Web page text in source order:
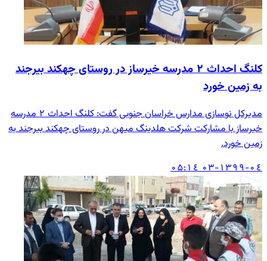
کلنگ احداث ۲ مدرسه خیرساز در روستای چهکند بیرجند
به زمین خورد
مدیرکل نوسازی مدارس خراسان جنوبی گفت: کلنگ احداث ۲ مدرسه
خیرساز با مشارکت شرکت هلدینگ میهن در روستای چهکند بیرجند به
زمین خورد.
۱۳۹۹-۰٤-۰۳ ۱٤:۰۵